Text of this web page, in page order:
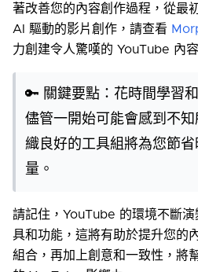
著改善您的內容創作過程，從最
AI 驅動的影片創作，請查看
力創建令人驚嘆的 YouTube 內容
🔑 關鍵要點：花時間學習
儘管一開始可能會感到不
織良好的工具組將為您節
量。
請記住，YouTube 的環境不斷
具和功能，這將有助於提升您的
組合，再加上創意和一致性，將